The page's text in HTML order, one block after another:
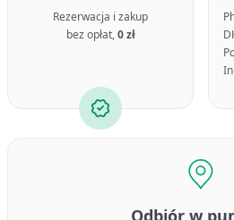
Rezerwacja i zakup
bez opłat,0 zł
Odbiór w